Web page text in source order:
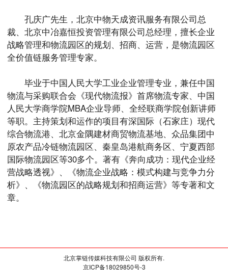
孔庆广先生，北京中物天成资讯服务有限公司总
裁、北京中冶嘉恒投资管理有限公司总经理，擅长企业
战略管理和物流园区的规划、招商、运营，是物流园区
全价值链服务管理专家。
毕业于中国人民大学工业企业管理专业，兼任中国
物流与采购联合会《现代物流报》首席物流专家、中国
人民大学商学院MBA企业导师、全经联商学院创新讲师
等职。主持策划和运作的项目有深国际（石家庄）现代
综合物流港、北京金隅建材商贸物流基地、众品集团中
原农产品冷链物流园区、秦皇岛港航商务区、宁夏西部
国际物流园区等30多个。著有《奔向成功：现代企业经
营战略透视》、《物流企业战略：模式构建与竞争力分
析》、《物流园区的战略规划和招商运营》等专著和文
章。
北京掌链传媒科技有限公司 版权所有.
京ICP备18029850号-3